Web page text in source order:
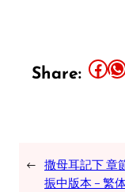
Share: Share this article on Facebook Share this article on WhatsApp
← 撒母耳記下 章
振中版本 – 繁